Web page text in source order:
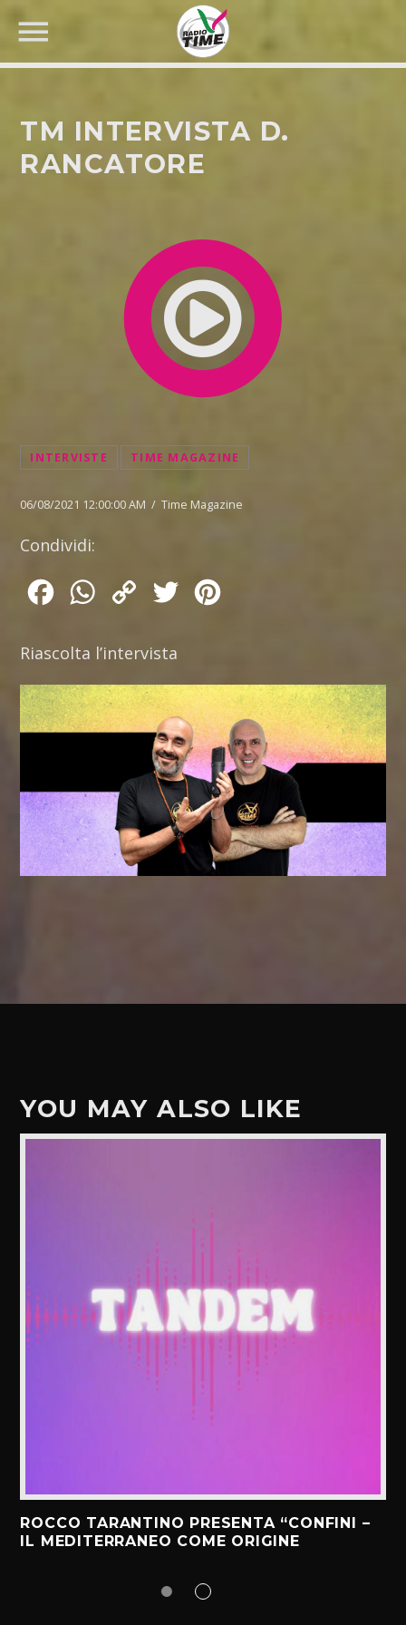
TM INTERVISTA D.
RANCATORE
INTERVISTE TIME MAGAZINE
06/08/2021 12:00:00 AM / Time Magazine
Condividi:
FacebookWhatsApp
Copy
Twitter
Riascolta l’intervista
YOU MAY ALSO LIKE
ROCCO TARANTINO PRESENTA “CONFINI –
IL MEDITERRANEO COME ORIGINE